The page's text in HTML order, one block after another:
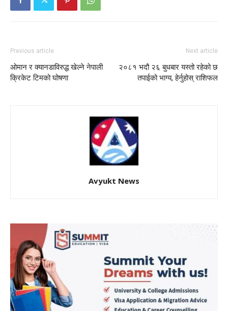
Previous article
ओमान र क्यानडाविरुद्ध खेल्ने नेपाली
क्रिकेट टिमको घोषणा
Next article
२०८१ भदौ २६ बुधबार यस्तो रहेको छ
तपाईको भाग्य, हेर्नुहोस् राशिफल
Avyukt News